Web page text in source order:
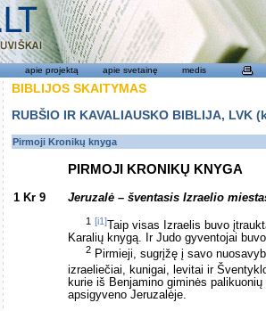
apie projektą apie svetainę medis
BIBLIJOS SKAITYMAS
RUBŠIO IR KAVALIAUSKO BIBLIJA,
Pirmoji Kronikų knyga
PIRMOJI KRONIKŲ KNYGA
1 Kr 9 Jeruzalė – šventasis Izraelio
1 [i1]Taip visas Izraelis buvo
Karalių knygą. Ir Judo gyventojai
2 Pirmieji, sugrįžę į savo
izraeliečiai, kunigai, levitai ir
kurie iš Benjamino giminės
apsigyveno Jeruzalėje.